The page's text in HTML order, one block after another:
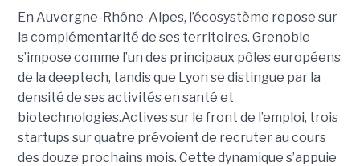
En Auvergne-Rhône-Alpes, l’écosystème repose sur
la complémentarité de ses territoires. Grenoble
s’impose comme l’un des principaux pôles européens
de la deeptech, tandis que Lyon se distingue par la
densité de ses activités en santé et
biotechnologies.Actives sur le front de l’emploi, trois
startups sur quatre prévoient de recruter au cours
des douze prochains mois. Cette dynamique s’appuie